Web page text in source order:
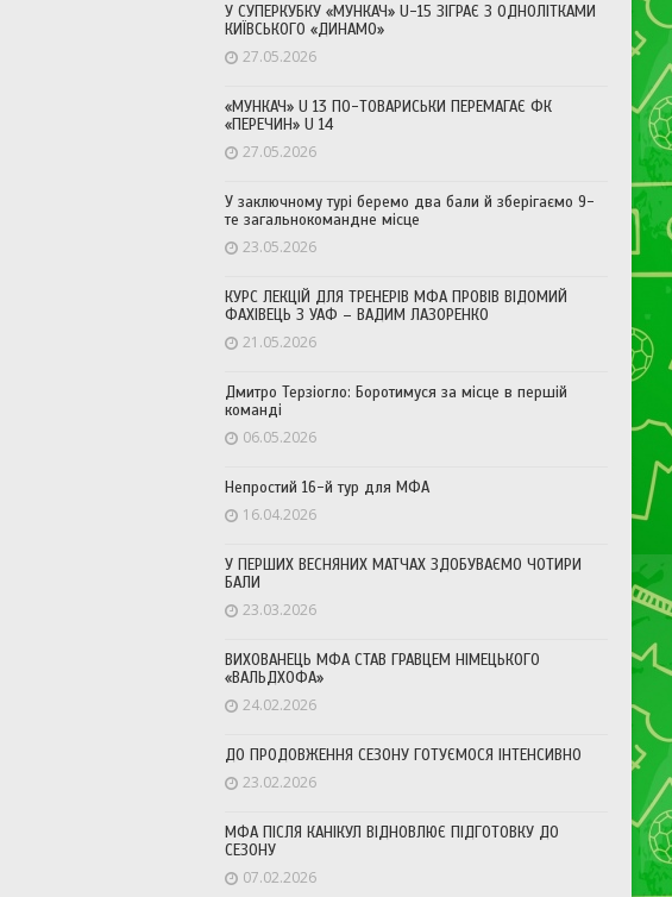
У СУПЕРКУБКУ «МУНКАЧ» U-15 ЗІГРАЄ З ОДНОЛІТКАМИ
КИЇВСЬКОГО «ДИНАМО»
27.05.2026
«МУНКАЧ» U 13 ПО-ТОВАРИСЬКИ ПЕРЕМАГАЄ ФК
«ПЕРЕЧИН» U 14
27.05.2026
У заключному турі беремо два бали й зберігаємо 9-
те загальнокомандне місце
23.05.2026
КУРС ЛЕКЦІЙ ДЛЯ ТРЕНЕРІВ МФА ПРОВІВ ВІДОМИЙ
ФАХІВЕЦЬ З УАФ – ВАДИМ ЛАЗОРЕНКО
21.05.2026
Дмитро Терзіогло: Боротимуся за місце в першій
команді
06.05.2026
Непростий 16-й тур для МФА
16.04.2026
У ПЕРШИХ ВЕСНЯНИХ МАТЧАХ ЗДОБУВАЄМО ЧОТИРИ
БАЛИ
23.03.2026
ВИХОВАНЕЦЬ МФА СТАВ ГРАВЦЕМ НІМЕЦЬКОГО
«ВАЛЬДХОФА»
24.02.2026
ДО ПРОДОВЖЕННЯ СЕЗОНУ ГОТУЄМОСЯ ІНТЕНСИВНО
23.02.2026
МФА ПІСЛЯ КАНІКУЛ ВІДНОВЛЮЄ ПІДГОТОВКУ ДО
СЕЗОНУ
07.02.2026